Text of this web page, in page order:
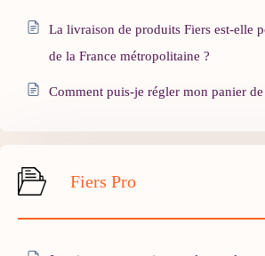
La livraison de produits Fiers est-elle
de la France métropolitaine ?
Comment puis-je régler mon panier
Fiers Pro